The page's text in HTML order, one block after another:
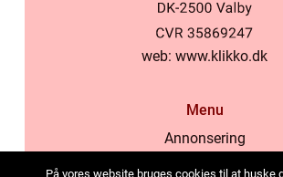
web: www.klikko.dk
Menu
Annonsering
På vores website bruges cookies til at huske